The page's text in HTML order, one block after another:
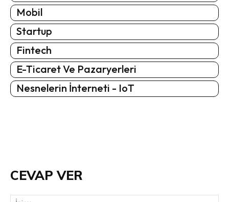
Mobil
Startup
Fintech
E-Ticaret Ve Pazaryerleri
Nesnelerin İnterneti - IoT
CEVAP VER